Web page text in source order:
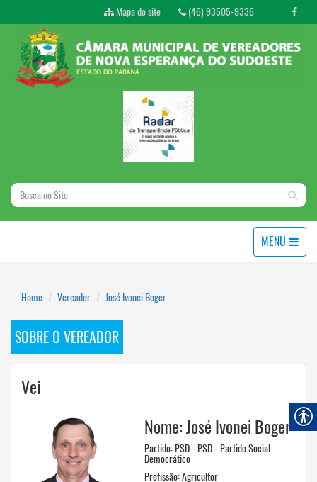
Mapa do site (46) 93505-9336
MENU
Home Vereador José Ivonei Boger
SOBRE O VEREADOR
Vei
Nome: José Ivonei Boger
Partido: PSD - PSD - Partido Social
Democrático
Profissão: Agricultor